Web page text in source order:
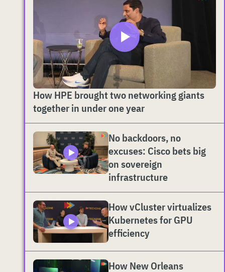
How HPE brought two networking giants
together in under one year
No backdoors, no
excuses: Cisco bets big
on sovereign
infrastructure
How vCluster virtualizes
Kubernetes for GPU
efficiency
How New Orleans